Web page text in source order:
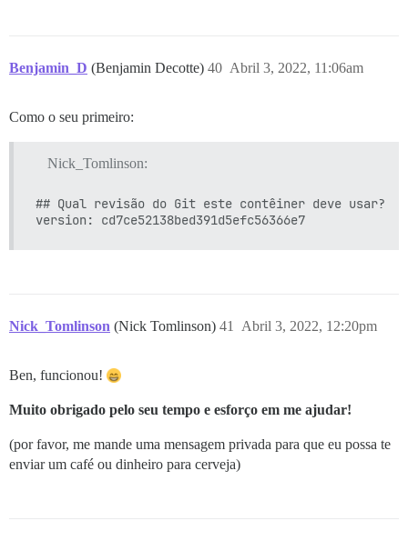
Benjamin_D (Benjamin Decotte) Abril 3, 2022, 11:06am
40
Como o seu primeiro:
Nick_Tomlinson:
## Qual revisão do Git este contêiner deve usar?
Nick_Tomlinson (Nick Tomlinson) Abril 3, 2022, 12:20pm
41
Ben, funcionou!
Muito obrigado pelo seu tempo e esforço em me ajudar!
(por favor, me mande uma mensagem privada para que eu possa te
enviar um café ou dinheiro para cerveja)